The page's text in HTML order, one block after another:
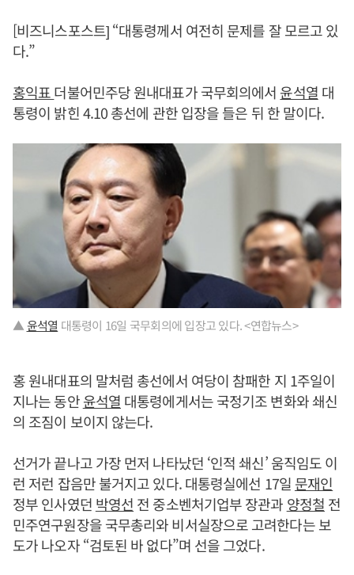
[비즈니스포스트] “대통령께서 여전히 문제를 잘 모르고 있
다.”
홍익표더불어민주당 원내대표가 국무회의에서 윤석열 대
통령이 밝힌 4.10 총선에 관한 입장을 들은 뒤 한 말이다.
▲윤석열 대통령이 16일 국무회의에 입장고 있다. <연합뉴스>
홍 원내대표의 말처럼 총선에서 여당이 참패한 지 1주일이
지나는 동안윤석열 대통령에게서는 국정기조 변화와 쇄신
의 조짐이 보이지 않는다.
선거가 끝나고 가장 먼저 나타났던 ‘인적 쇄신’ 움직임도 이
런 저런 잡음만 불거지고 있다. 대통령실에선 17일 문재인
정부 인사였던 박영선 전 중소벤처기업부 장관과 양정철 전
민주연구원장을 국무총리와 비서실장으로 고려한다는 보
도가 나오자 “검토된 바 없다”며 선을 그었다.